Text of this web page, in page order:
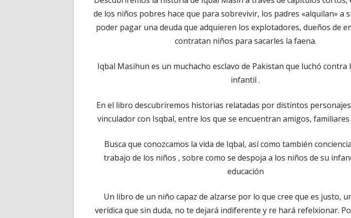
de los niños pobres hace que para sobrevivir, los padres «alquilan» a
poder pagar una deuda que adquieren los explotadores, dueños de
contratan niños para sacarles la faena.
Iqbal Masihun es un muchacho esclavo de Pakistan que luchó contra
infantil .
En el libro descubriremos historias relatadas por distintos
vinculador con Isqbal, entre los que se encuentran amigos,
Busca que conozcamos la vida de Iqbal, así como también
trabajo de los niños , sobre como se despoja a los niños de su
educación
Un libro de un niño capaz de alzarse por lo que cree que es justo,
verídica que sin duda, no te dejará indiferente y re hará refelxionar.